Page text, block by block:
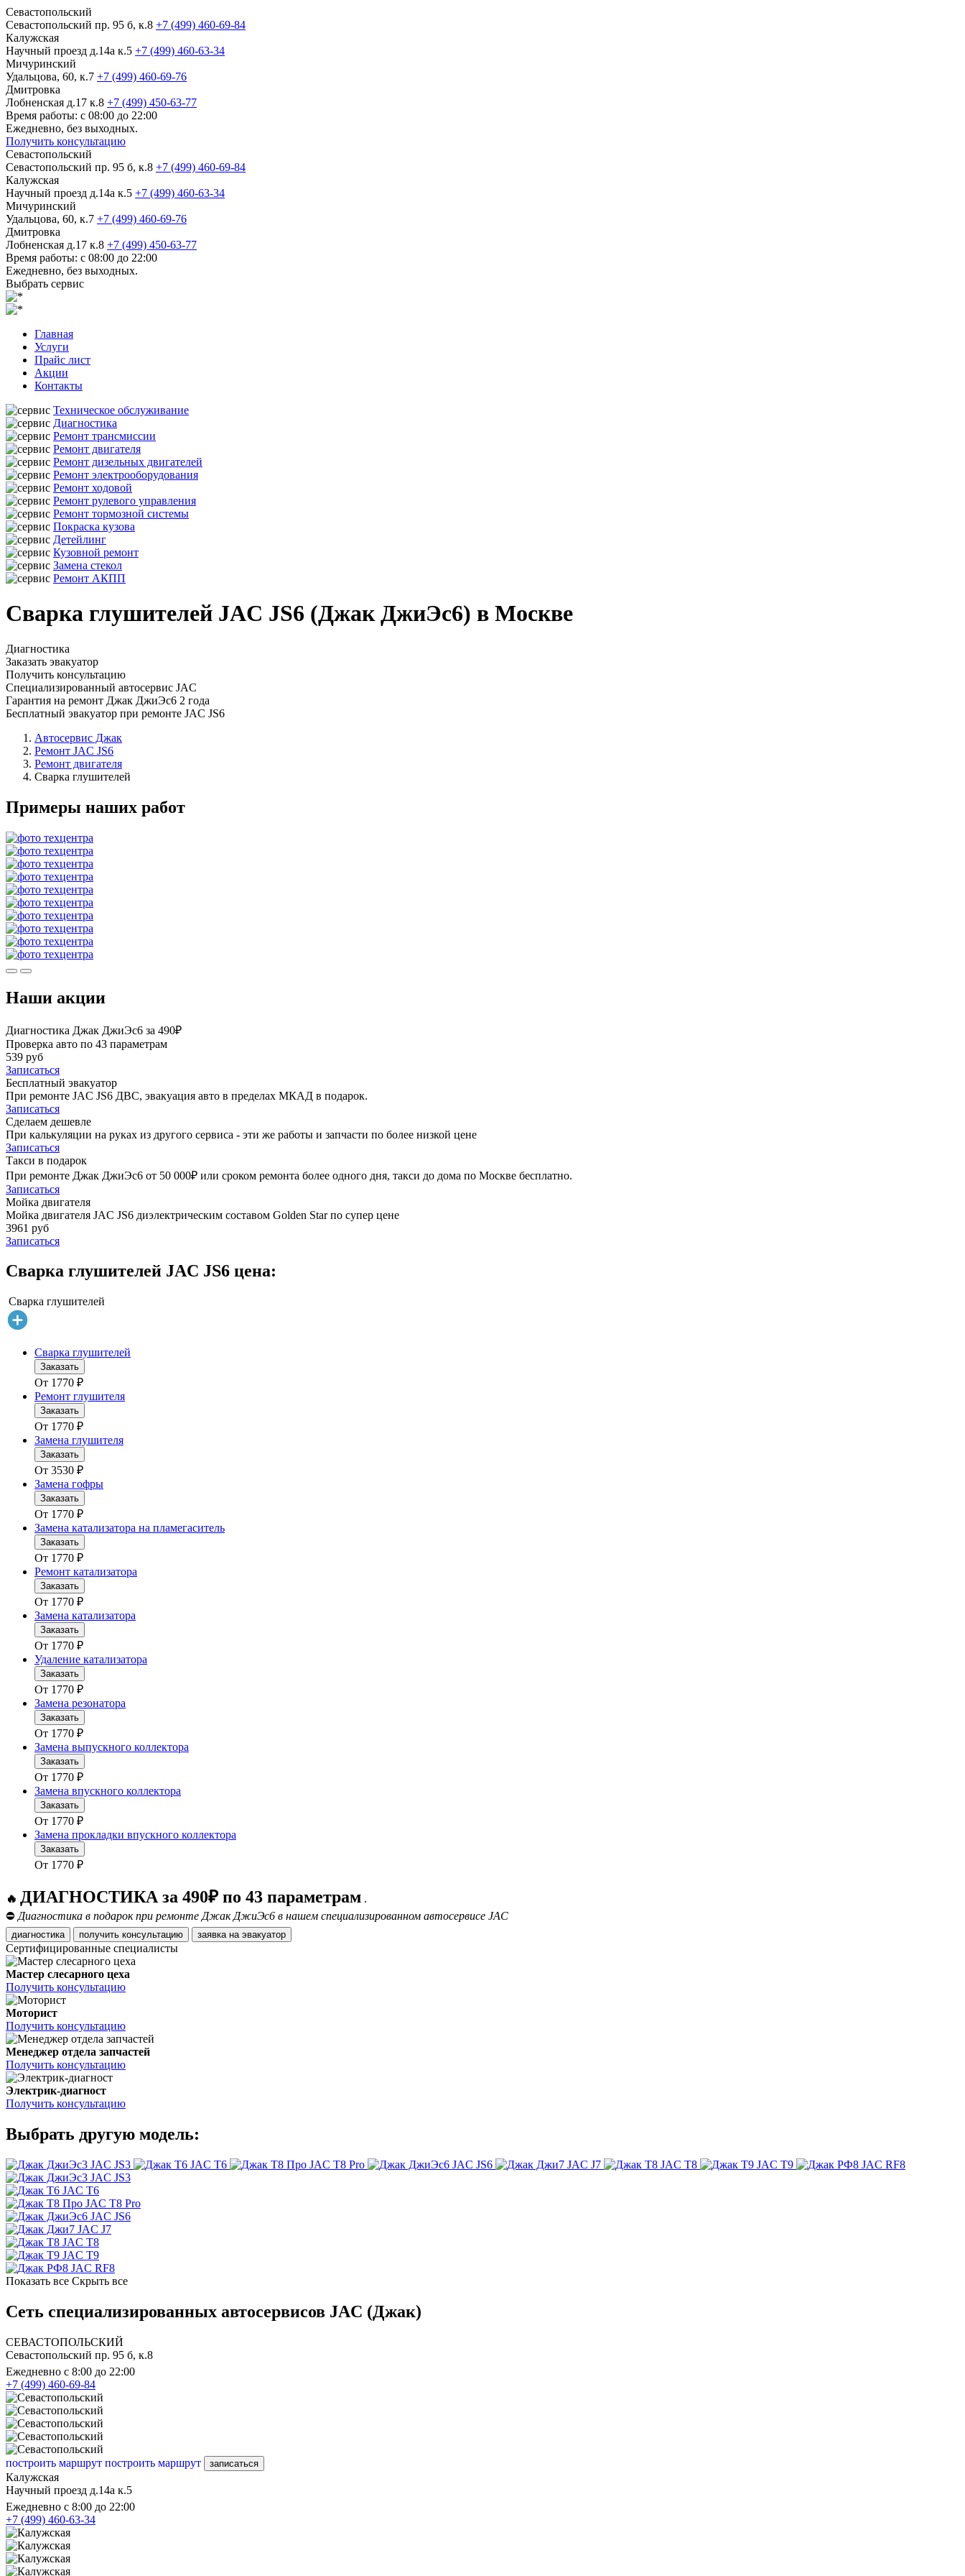
Севастопольский
Севастопольский пр. 95 б, к.8 +7 (499) 460-69-84
Калужская
Научный проезд д.14а к.5 +7 (499) 460-63-34
Мичуринский
Удальцова, 60, к.7 +7 (499) 460-69-76
Дмитровка
Лобненская д.17 к.8 +7 (499) 450-63-77
Время работы: с 08:00 до 22:00
Ежедневно, без выходных.
Получить консультацию
Севастопольский
Севастопольский пр. 95 б, к.8 +7 (499) 460-69-84
Калужская
Научный проезд д.14а к.5 +7 (499) 460-63-34
Мичуринский
Удальцова, 60, к.7 +7 (499) 460-69-76
Дмитровка
Лобненская д.17 к.8 +7 (499) 450-63-77
Время работы: с 08:00 до 22:00
Ежедневно, без выходных.
Выбрать сервис
Главная
Услуги
Прайс лист
Акции
Контакты
Техническое обслуживание
Диагностика
Ремонт трансмиссии
Ремонт двигателя
Ремонт дизельных двигателей
Ремонт электрооборудования
Ремонт ходовой
Ремонт рулевого управления
Ремонт тормозной системы
Покраска кузова
Детейлинг
Кузовной ремонт
Замена стекол
Ремонт АКПП
Сварка глушителей JAC JS6 (Джак ДжиЭс6) в Москве
Диагностика
Заказать эвакуатор
Получить консультацию
Специализированный автосервис JAC
Гарантия на ремонт Джак ДжиЭс6 2 года
Бесплатный эвакуатор при ремонте JAC JS6
Автосервис Джак
Ремонт JAC JS6
Ремонт двигателя
Сварка глушителей
Примеры наших работ
Наши акции
Диагностика Джак ДжиЭс6 за 490₽
Проверка авто по 43 параметрам
539 руб
Записаться
Бесплатный эвакуатор
При ремонте JAC JS6 ДВС, эвакуация авто в пределах МКАД в подарок.
Записаться
Сделаем дешевле
При калькуляции на руках из другого сервиса - эти же работы и запчасти по более низкой цене
Записаться
Такси в подарок
При ремонте Джак ДжиЭс6 от 50 000₽ или сроком ремонта более одного дня, такси до дома по Москве бесплатно.
Записаться
Мойка двигателя
Мойка двигателя JAC JS6 диэлектрическим составом Golden Star по супер цене
3961 руб
Записаться
Сварка глушителей JAC JS6 цена:
Сварка глушителей
Сварка глушителей
Заказать
От 1770 ₽
Ремонт глушителя
Заказать
От 1770 ₽
Замена глушителя
Заказать
От 3530 ₽
Замена гофры
Заказать
От 1770 ₽
Замена катализатора на пламегаситель
Заказать
От 1770 ₽
Ремонт катализатора
Заказать
От 1770 ₽
Замена катализатора
Заказать
От 1770 ₽
Удаление катализатора
Заказать
От 1770 ₽
Замена резонатора
Заказать
От 1770 ₽
Замена выпускного коллектора
Заказать
От 1770 ₽
Замена впускного коллектора
Заказать
От 1770 ₽
Замена прокладки впускного коллектора
Заказать
От 1770 ₽
🔥 ДИАГНОСТИКА за 490₽ по 43 параметрам .
⛔ Диагностика в подарок при ремонте Джак ДжиЭс6 в нашем специализированном автосервисе JAC
диагностика получить консультацию заявка на эвакуатор
Сертифицированные специалисты
Мастер слесарного цеха
Получить консультацию
Моторист
Получить консультацию
Менеджер отдела запчастей
Получить консультацию
Электрик-диагност
Получить консультацию
Выбрать другую модель:
JAC JS3 JAC T6 JAC T8 Pro JAC JS6 JAC J7 JAC T8 JAC T9
JAC RF8
JAC JS3
JAC T6
JAC T8 Pro
JAC JS6
JAC J7
JAC T8
JAC T9
JAC RF8
Показать все Скрыть все
Сеть специализированных автосервисов JAC (Джак)
СЕВАСТОПОЛЬСКИЙ
Севастопольский пр. 95 б, к.8
Ежедневно с 8:00 до 22:00
+7 (499) 460-69-84
построить маршрут построить маршрут записаться
Калужская
Научный проезд д.14а к.5
Ежедневно с 8:00 до 22:00
+7 (499) 460-63-34